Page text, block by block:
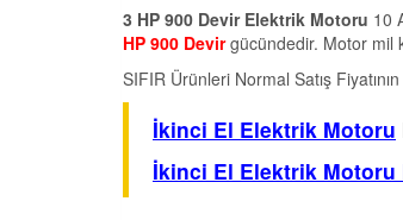
3 HP 900 Devir Elektrik Motoru 10
HP 900 Devirgücündedir. Motor mil
SIFIR Ürünleri Normal Satış
İkinci El Elektrik Motoru
İkinci El Elektrik Motoru